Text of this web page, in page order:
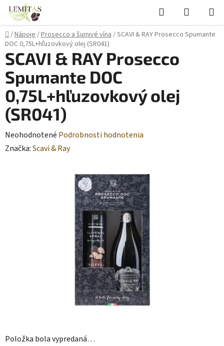
Prejsť
obsah
Hľadať
KOŠÍK
Domov
/Nápoje/Prosecco a šumivé vína/SCAVI & RAY Prosecco Spumante
DOC 0,75L+hľuzovkový olej (SR041)
Položka bola vypredaná…
SCAVI & RAY Prosecco
Spumante DOC
0,75L+hľuzovkový olej
(SR041)
Priemerné
hodnotenie
Neohodnotené Podrobnosti hodnotenia
Značka:Scavi & Ray